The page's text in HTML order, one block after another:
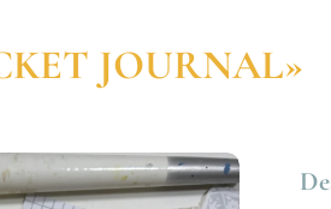
JOURNAL»